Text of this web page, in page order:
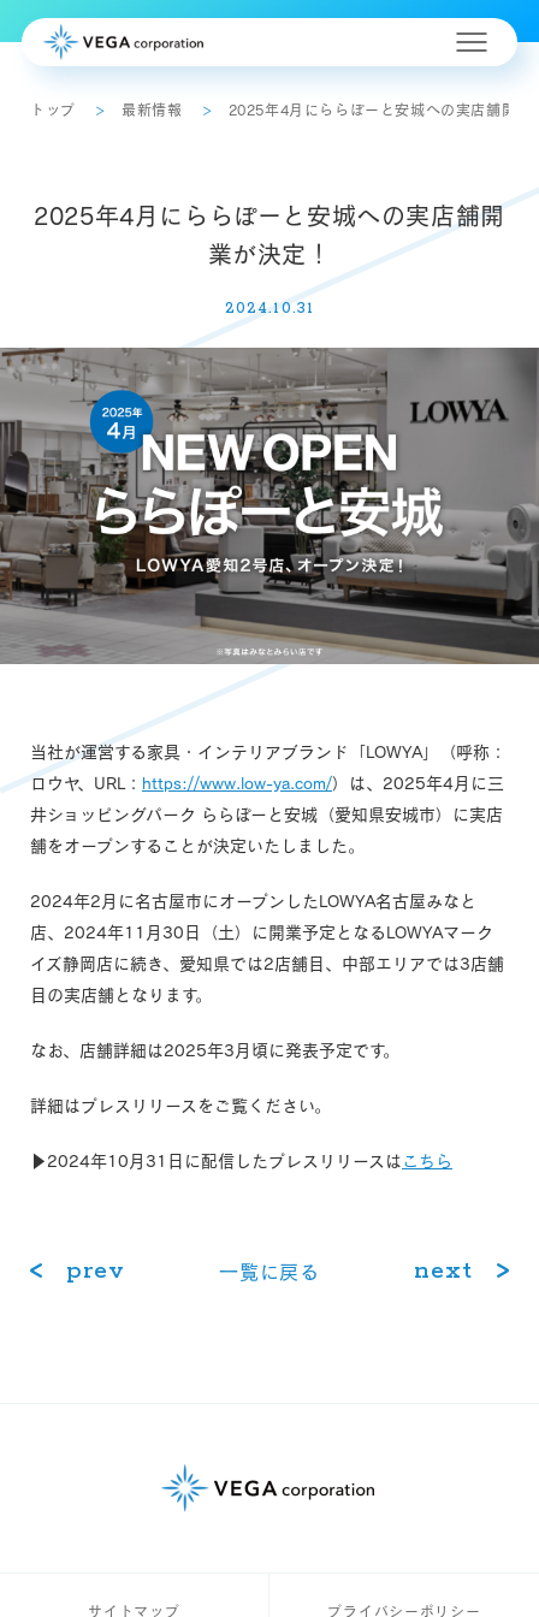
トップ 最新情報 2025年4月にららぽーと安城への実店舗開業
2025年4月にららぽーと安城への実店舗開
業が決定！
2024.10.31
当社が運営する家具・インテリアブランド「LOWYA」（呼称：
ロウヤ、URL： https://www.low-ya.com/）は、2025年4月に三
井ショッピングパーク ららぽーと安城（愛知県安城市）に実店
舗をオープンすることが決定いたしました。
2024年2月に名古屋市にオープンしたLOWYA名古屋みなと
店、2024年11月30日（土）に開業予定となるLOWYAマーク
イズ静岡店に続き、愛知県では2店舗目、中部エリアでは3店舗
目の実店舗となります。
なお、店舗詳細は2025年3月頃に発表予定です。
詳細はプレスリリースをご覧ください。
▶2024年10月31日に配信したプレスリリースは こちら
prev ⼀覧に戻る next
サイトマップ プライバシーポリシー